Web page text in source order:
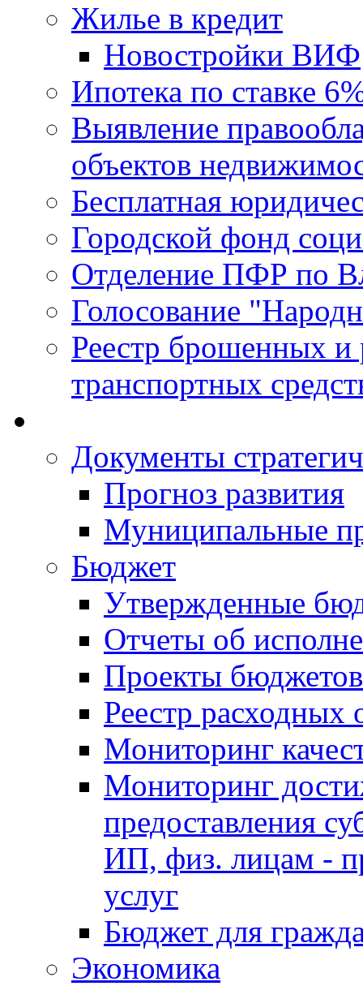
Жилье в кредит
Новостройки ВИФ
Ипотека по ставке
Выявление
объектов
Бесплатная
Городской фонд
Отделение ПФР по
Голосование
Реестр брошенных и
транспортных
Документы
Прогноз развития
Муниципальные
Бюджет
Утвержденные
Отчеты об
Проекты бюджетов
Реестр расходных
Мониторинг
Мониторинг
предоставления
ИП, физ. лицам -
услуг
Бюджет для
Экономика